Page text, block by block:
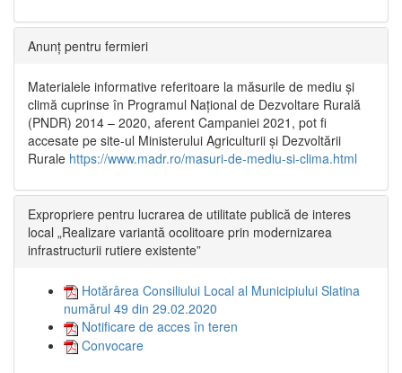
Anunț pentru fermieri
Materialele informative referitoare la măsurile de mediu și
climă cuprinse în Programul Național de Dezvoltare Rurală
(PNDR) 2014 – 2020, aferent Campaniei 2021, pot fi
accesate pe site-ul Ministerului Agriculturii și Dezvoltării
Rurale https://www.madr.ro/masuri-de-mediu-si-clima.html
Expropriere pentru lucrarea de utilitate publică de interes
local „Realizare variantă ocolitoare prin modernizarea
infrastructurii rutiere existente”
Hotărârea Consiliului Local al Municipiului Slatina
numărul 49 din 29.02.2020
Notificare de acces în teren
Convocare